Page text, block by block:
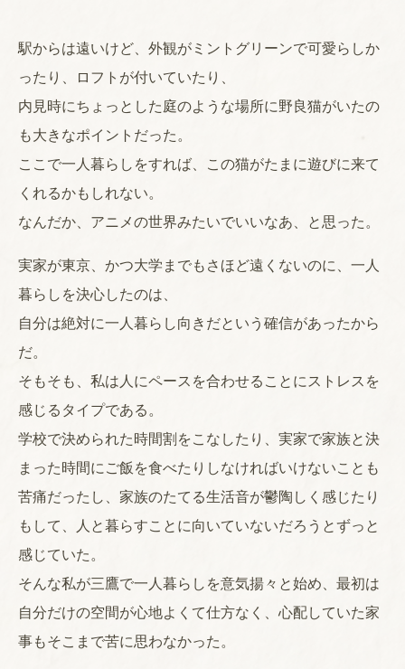
駅からは遠いけど、外観がミントグリーンで可愛らしか
ったり、ロフトが付いていたり、
内見時にちょっとした庭のような場所に野良猫がいたの
も大きなポイントだった。
ここで一人暮らしをすれば、この猫がたまに遊びに来て
くれるかもしれない。
なんだか、アニメの世界みたいでいいなあ、と思った。
実家が東京、かつ大学までもさほど遠くないのに、一人
暮らしを決心したのは、
自分は絶対に一人暮らし向きだという確信があったから
だ。
そもそも、私は人にペースを合わせることにストレスを
感じるタイプである。
学校で決められた時間割をこなしたり、実家で家族と決
まった時間にご飯を食べたりしなければいけないことも
苦痛だったし、家族のたてる生活音が鬱陶しく感じたり
もして、人と暮らすことに向いていないだろうとずっと
感じていた。
そんな私が三鷹で一人暮らしを意気揚々と始め、最初は
自分だけの空間が心地よくて仕方なく、心配していた家
事もそこまで苦に思わなかった。